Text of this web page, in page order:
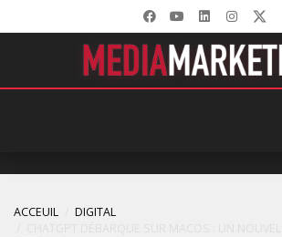
ACCEUIL
DIGITAL